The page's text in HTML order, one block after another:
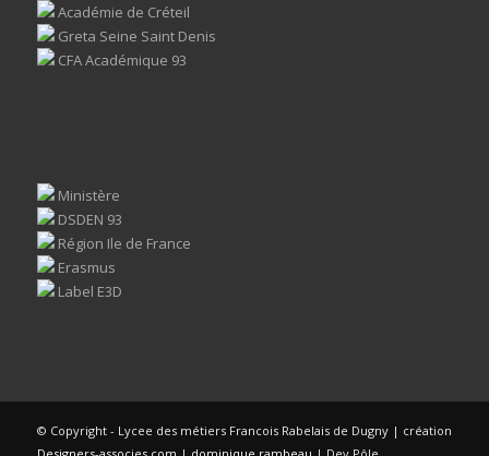
Académie de Créteil
Greta Seine Saint Denis
CFA Académique 93
Ministère
DSDEN 93
Région Ile de France
Erasmus
Label E3D
© Copyright - Lycee des métiers Francois Rabelais de Dugny | création